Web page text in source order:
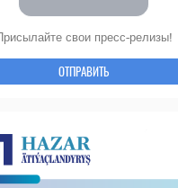
Присылайте свои пресс-релизы!
ОТПРАВИТЬ